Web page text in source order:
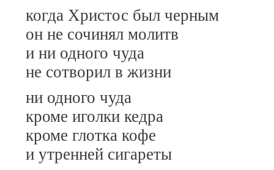
когда Христос был черным
он не сочинял молитв
и ни одного чуда
не сотворил в жизни
ни одного чуда
кроме иголки кедра
кроме глотка кофе
и утренней сигареты